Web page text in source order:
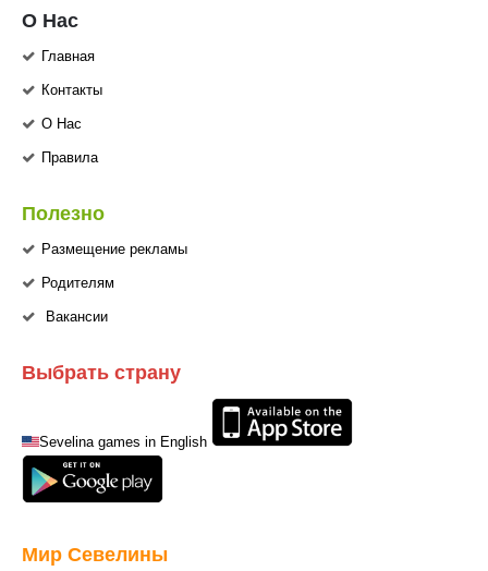
О Нас
Главная
Контакты
О Нас
Правила
Полезно
Размещение рекламы
Родителям
Вакансии
Выбрать страну
Sevelina games in English
Мир Севелины